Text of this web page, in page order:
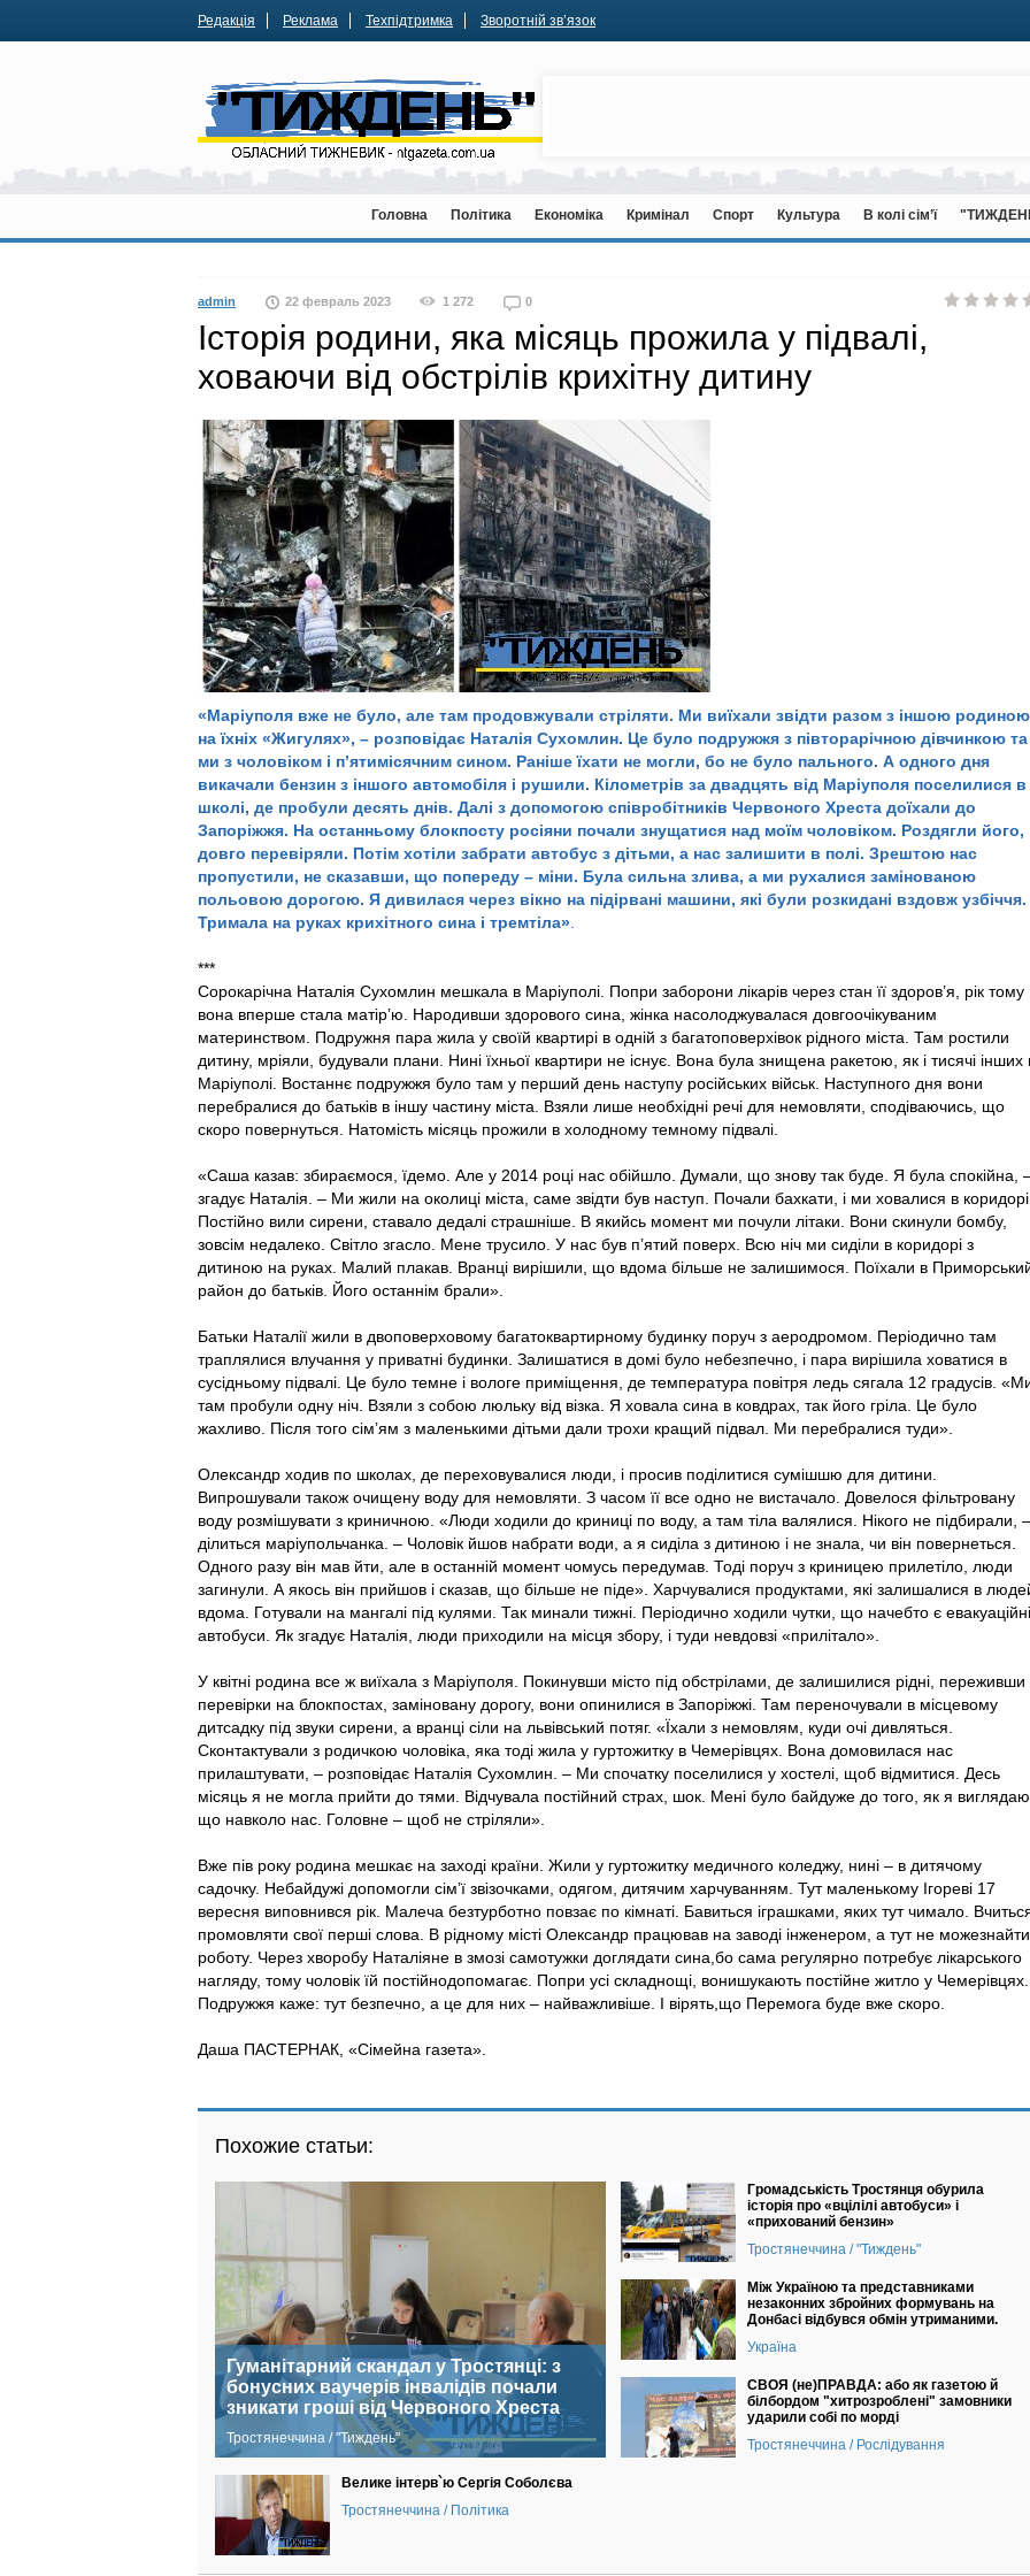
Редакція Реклама Техпідтримка Зворотній зв’язок
Головна Політика Економіка Кримінал Спорт Культура В колі сім’ї
admin 22 февраль 2023 1 272 0
Історія родини, яка місяць прожила у підвалі,
ховаючи від обстрілів крихітну дитину
«Маріуполя вже не було, але там продовжували стріляти. Ми виїхали звідти разом з іншою родиною
на їхніх «Жигулях», – розповідає Наталія Сухомлин. Це було подружжя з півторарічною дівчинкою та
ми з чоловіком і п’ятимісячним сином. Раніше їхати не могли, бо не було пального. А одного дня
викачали бензин з іншого автомобіля і рушили. Кілометрів за двадцять від Маріуполя поселилися в
школі, де пробули десять днів. Далі з допомогою співробітників Червоного Хреста доїхали до
Запоріжжя. На останньому блокпосту росіяни почали знущатися над моїм чоловіком. Роздягли його,
довго перевіряли. Потім хотіли забрати автобус з дітьми, а нас залишити в полі. Зрештою нас
пропустили, не сказавши, що попереду – міни. Була сильна злива, а ми рухалися замінованою
польовою дорогою. Я дивилася через вікно на підірвані машини, які були розкидані вздовж узбіччя.
Тримала на руках крихітного сина і тремтіла»
***
Сорокарічна Наталія Сухомлин мешкала в Маріуполі. Попри заборони лікарів через стан її здоров’я, рік тому
вона вперше стала матір’ю. Народивши здорового сина, жінка насолоджувалася довгоочікуваним
материнством. Подружня пара жила у своїй квартирі в одній з багатоповерхівок рідного міста. Там ростили
дитину, мріяли, будували плани. Нині їхньої квартири не існує. Вона була знищена ракетою, як і тисячі інших
Маріуполі. Востаннє подружжя було там у перший день наступу російських військ. Наступного дня вони
перебралися до батьків в іншу частину міста. Взяли лише необхідні речі для немовляти, сподіваючись, що
скоро повернуться. Натомість місяць прожили в холодному темному підвалі.
«Саша казав: збираємося, їдемо. Але у 2014 році нас обійшло. Думали, що знову так буде. Я була спокійна,
згадує Наталія. – Ми жили на околиці міста, саме звідти був наступ. Почали бахкати, і ми ховалися в коридорі.
Постійно вили сирени, ставало дедалі страшніше. В якийсь момент ми почули літаки. Вони скинули бомбу,
зовсім недалеко. Світло згасло. Мене трусило. У нас був п’ятий поверх. Всю ніч ми сиділи в коридорі з
дитиною на руках. Малий плакав. Вранці вирішили, що вдома більше не залишимося. Поїхали в
район до батьків. Його останнім брали».
Батьки Наталії жили в двоповерховому багатоквартирному будинку поруч з аеродромом. Періодично там
траплялися влучання у приватні будинки. Залишатися в домі було небезпечно, і пара вирішила ховатися в
сусідньому підвалі. Це було темне і вологе приміщення, де температура повітря ледь сягала 12 градусів.
там пробули одну ніч. Взяли з собою люльку від візка. Я ховала сина в ковдрах, так його гріла. Це було
жахливо. Після того сім’ям з маленькими дітьми дали трохи кращий підвал. Ми перебралися туди».
Олександр ходив по школах, де переховувалися люди, і просив поділитися сумішшю для дитини.
Випрошували також очищену воду для немовляти. З часом її все одно не вистачало. Довелося фільтровану
воду розмішувати з криничною. «Люди ходили до криниці по воду, а там тіла валялися. Нікого не підбирали, –
ділиться маріупольчанка. – Чоловік йшов набрати води, а я сиділа з дитиною і не знала, чи він повернеться.
Одного разу він мав йти, але в останній момент чомусь передумав. Тоді поруч з криницею прилетіло, люди
загинули. А якось він прийшов і сказав, що більше не піде». Харчувалися продуктами, які залишалися в
вдома. Готували на мангалі під кулями. Так минали тижні. Періодично ходили чутки, що начебто є евакуаційні
автобуси. Як згадує Наталія, люди приходили на місця збору, і туди невдовзі «прилітало».
У квітні родина все ж виїхала з Маріуполя. Покинувши місто під обстрілами, де залишилися рідні, переживши
перевірки на блокпостах, заміновану дорогу, вони опинилися в Запоріжжі. Там переночували в місцевому
дитсадку під звуки сирени, а вранці сіли на львівський потяг. «Їхали з немовлям, куди очі дивляться.
Сконтактували з родичкою чоловіка, яка тоді жила у гуртожитку в Чемерівцях. Вона домовилася нас
прилаштувати, – розповідає Наталія Сухомлин. – Ми спочатку поселилися у хостелі, щоб відмитися. Десь
місяць я не могла прийти до тями. Відчувала постійний страх, шок. Мені було байдуже до того, як я виглядаю,
що навколо нас. Головне – щоб не стріляли».
Вже пів року родина мешкає на заході країни. Жили у гуртожитку медичного коледжу, нині – в дитячому
садочку. Небайдужі допомогли сім’ї звізочками, одягом, дитячим харчуванням. Тут маленькому Ігореві 17
вересня виповнився рік. Малеча безтурботно повзає по кімнаті. Бавиться іграшками, яких тут чимало.
промовляти свої перші слова. В рідному місті Олександр працював на заводі інженером, а тут не можезнайти
роботу. Через хворобу Наталіяне в змозі самотужки доглядати сина,бо сама регулярно потребує лікарського
нагляду, тому чоловік їй постійнодопомагає. Попри усі складнощі, вонишукають постійне житло у Чемерівцях.
Подружжя каже: тут безпечно, а це для них – найважливіше. І вірять,що Перемога буде вже скоро.
Даша ПАСТЕРНАК, «Сімейна газета».
Похожие статьи:
Гуманітарний скандал у Тростянці: з
бонусних ваучерів інвалідів почали
зникати гроші від Червоного Хреста
Тростянеччина / "Тиждень"
Громадськість Тростянця обурила
історія про «вцілілі автобуси» і
«прихований бензин»
Тростянеччина / "Тиждень"
Між Україною та представниками
незаконних збройних формувань на
Донбасі відбувся обмін утриманими.
Україна
СВОЯ (не)ПРАВДА: або як газетою й
білбордом "хитрозроблені" замовники
ударили собі по морді
Тростянеччина / Рослідування
Велике інтерв`ю Сергія Соболєва
Тростянеччина / Політика